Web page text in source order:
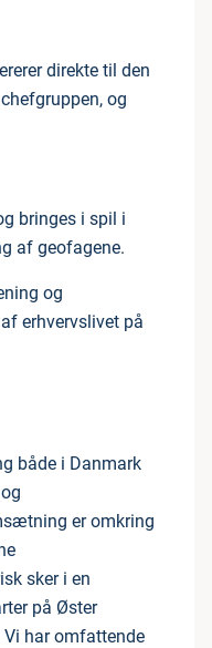
direkte til den
og
bringes i spil i
af geofagene.
og
erhvervslivet på
både i Danmark
er omkring
sker i en
på Øster
Vi har omfattende